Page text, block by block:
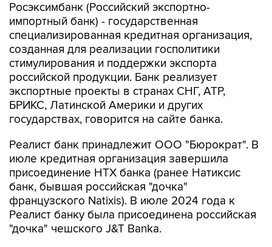
Росэксимбанк (Российский экспортно-
импортный банк) - государственная
специализированная кредитная организация,
созданная для реализации госполитики
стимулирования и поддержки экспорта
российской продукции. Банк реализует
экспортные проекты в странах СНГ, АТР,
БРИКС, Латинской Америки и других
государствах, говорится на сайте банка.
Реалист банк принадлежит ООО "Бюрократ". В
июле кредитная организация завершила
присоединение НТХ банка (ранее Натиксис
банк, бывшая российская "дочка"
французского Natixis). В июле 2024 года к
Реалист банку была присоединена российская
"дочка" чешского J&T Banka.